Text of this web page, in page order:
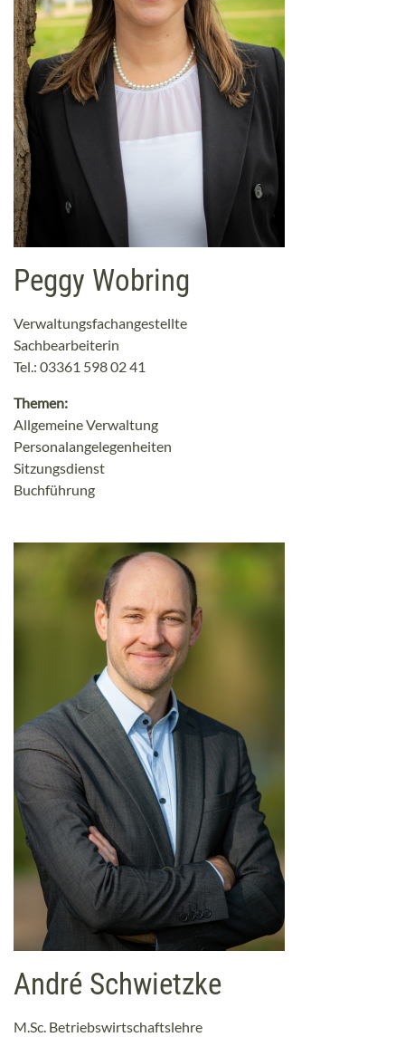
Peggy Wobring
Verwaltungsfachangestellte
Sachbearbeiterin
Tel.: 03361 598 02 41
Themen:
Allgemeine Verwaltung
Personalangelegenheiten
Sitzungsdienst
Buchführung
André Schwietzke
M.Sc. Betriebswirtschaftslehre